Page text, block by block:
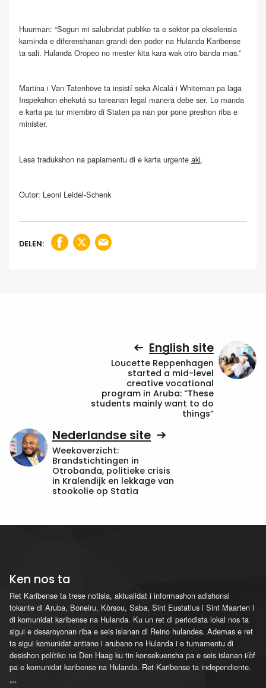
Huurman: “Segun mi salubridat publiko ta e sektor pa ekselensia
kaminda e diferenshanan grandi den poder na Hulanda Karibense
ta sali. Hulanda Oropeo no mester kita kara wak otro banda mas.”
Martina i Van Tatenhove ta insistí seka Alcalá i Whiteman pa laga
Inspekshon ehekutá su tareanan legal manera debe ser. Lo manda
e karta pa tur miembro di Staten pa nan por pone preshon riba e
minister.
Lesa tradukshon na papiamentu di e karta urgente aki.
Outor: Leoni Leidel-Schenk
DELEN:
English site
Loucette Reppenhagen
started a mid-level
creative vocational
program in Aruba: “These
students mainly want to do
things”
Nederlandse site
Weekoverzicht:
Brandstichtingen in
Otrobanda, politieke crisis
in Kralendijk en lekkage van
stookolie op Statia
Ken nos ta
Ret Karibense ta trese notisia, aktualidat i informashon adishonal
tokante di Aruba, Boneiru, Kòrsou, Saba, Sint Eustatius i Sint Maarten i
di komunidat karibense na Hulanda. Ku un ret di periodista lokal nos ta
sigui e desaroyonan riba e seis islanan di Reino hulandes. Ademas e ret
ta sigui komunidat antiano i arubano na Hulanda i e tumamentu di
desishon polítiko na Den Haag ku tin konsekuensha pa e seis islanan i/òf
pa e komunidat karibense na Hulanda. Ret Karibense ta independiente.
...